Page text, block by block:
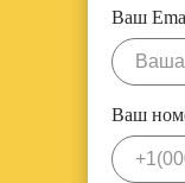
Ваш
Ваша
Ваш